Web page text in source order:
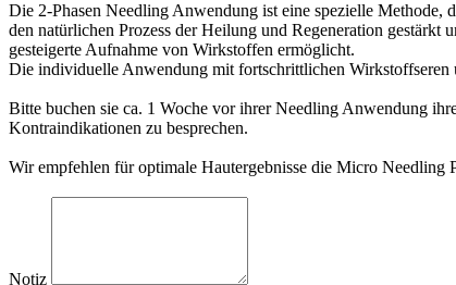
Die 2-Phasen Needling Anwendung ist eine spezielle
den natürlichen Prozess der Heilung und Regeneration
gesteigerte Aufnahme von Wirkstoffen ermöglicht.
Die individuelle Anwendung mit fortschrittlichen Wirkstoffseren
Bitte buchen sie ca. 1 Woche vor ihrer Needling Anwendung
Kontraindikationen zu besprechen.
Wir empfehlen für optimale Hautergebnisse die Micro
Notiz